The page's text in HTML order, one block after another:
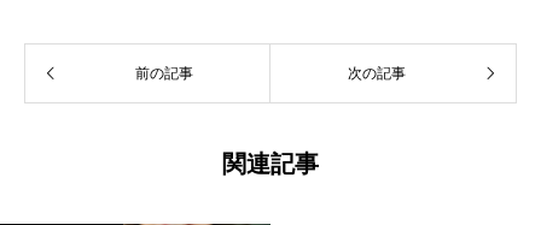
前の記事 次の記事
関連記事